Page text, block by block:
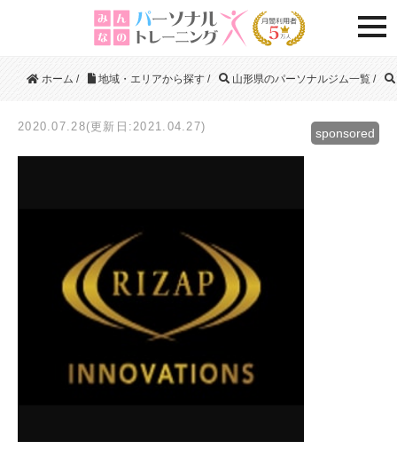
ホーム / 地域・エリアから探す / 山形県のパーソナルジム一覧 /
sponsored
2020.07.28(更新日:2021.04.27)